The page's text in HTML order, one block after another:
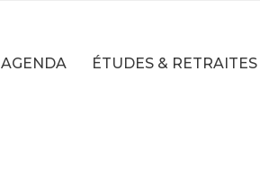
AGENDA ÉTUDES & RETRAITES